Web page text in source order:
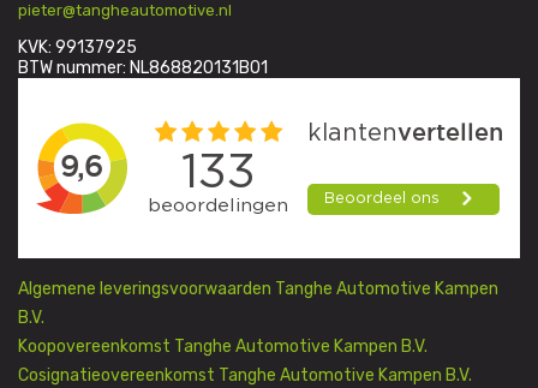
pieter@tangheautomotive.nl
KVK: 99137925
BTW nummer: NL868820131B01
Algemene leveringsvoorwaarden Tanghe Automotive Kampen
B.V.
Koopovereenkomst Tanghe Automotive Kampen B.V.
Cosignatieovereenkomst Tanghe Automotive Kampen B.V.